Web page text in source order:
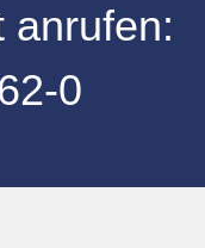
anrufen:
0